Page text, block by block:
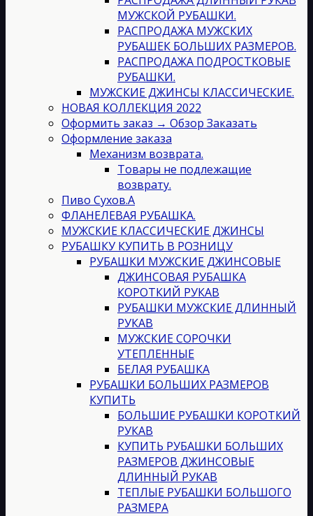
МУЖСКОЙ РУБАШКИ.
РАСПРОДАЖА МУЖСКИХ
РУБАШЕК БОЛЬШИХ РАЗМЕРОВ.
РАСПРОДАЖА ПОДРОСТКОВЫЕ
РУБАШКИ.
МУЖСКИЕ ДЖИНСЫ КЛАССИЧЕСКИЕ.
НОВАЯ КОЛЛЕКЦИЯ 2022
Оформить заказ → Обзор Заказать
Оформление заказа
Механизм возврата.
Товары не подлежащие
возврату.
Пиво Сухов.А
ФЛАНЕЛЕВАЯ РУБАШКА.
МУЖСКИЕ КЛАССИЧЕСКИЕ ДЖИНСЫ
РУБАШКУ КУПИТЬ В РОЗНИЦУ
РУБАШКИ МУЖСКИЕ ДЖИНСОВЫЕ
ДЖИНСОВАЯ РУБАШКА
КОРОТКИЙ РУКАВ
РУБАШКИ МУЖСКИЕ ДЛИННЫЙ
РУКАВ
МУЖСКИЕ СОРОЧКИ
УТЕПЛЕННЫЕ
БЕЛАЯ РУБАШКА
РУБАШКИ БОЛЬШИХ РАЗМЕРОВ
КУПИТЬ
БОЛЬШИЕ РУБАШКИ КОРОТКИЙ
РУКАВ
КУПИТЬ РУБАШКИ БОЛЬШИХ
РАЗМЕРОВ ДЖИНСОВЫЕ
ДЛИННЫЙ РУКАВ
ТЕПЛЫЕ РУБАШКИ БОЛЬШОГО
РАЗМЕРА